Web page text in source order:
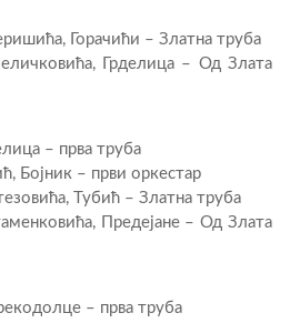
Горачићи – Златна труба
Грделица – Од Злата
– прва труба
Бојник – први оркестар
Тубић – Златна труба
Предејане – Од Злата
– прва труба